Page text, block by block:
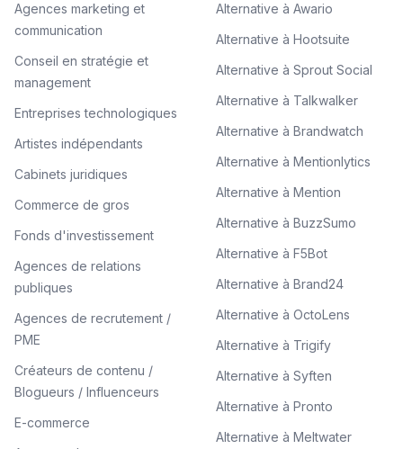
Agences marketing et
communication
Conseil en stratégie et
management
Entreprises technologiques
Artistes indépendants
Cabinets juridiques
Commerce de gros
Fonds d'investissement
Agences de relations
publiques
Agences de recrutement /
PME
Créateurs de contenu /
Blogueurs / Influenceurs
E-commerce
Alternative à Awario
Alternative à Hootsuite
Alternative à Sprout Social
Alternative à Talkwalker
Alternative à Brandwatch
Alternative à Mentionlytics
Alternative à Mention
Alternative à BuzzSumo
Alternative à F5Bot
Alternative à Brand24
Alternative à OctoLens
Alternative à Trigify
Alternative à Syften
Alternative à Pronto
Alternative à Meltwater